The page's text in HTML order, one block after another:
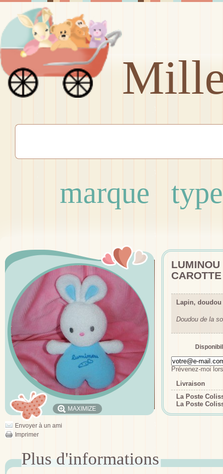
marque type
MAXIMIZE
Envoyer à un ami
Imprimer
Lapin,
Doudou de la
Prévenez-moi
Livraison
La Poste
La Poste